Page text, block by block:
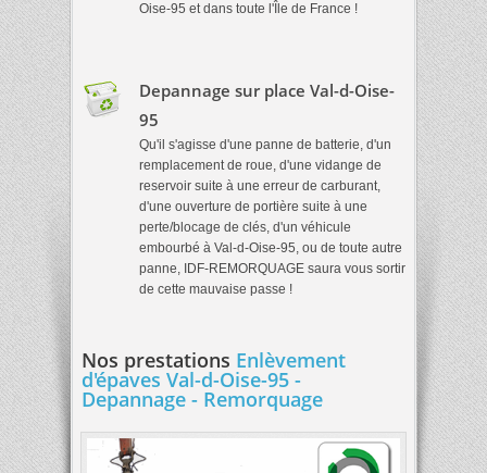
Oise-95 et dans toute l'Île de France !
Depannage sur place Val-d-Oise-
95
Qu'il s'agisse d'une panne de batterie, d'un
remplacement de roue, d'une vidange de
reservoir suite à une erreur de carburant,
d'une ouverture de portière suite à une
perte/blocage de clés, d'un véhicule
embourbé à Val-d-Oise-95, ou de toute autre
panne, IDF-REMORQUAGE saura vous sortir
de cette mauvaise passe !
Nos prestations Enlèvement
d'épaves Val-d-Oise-95 -
Depannage - Remorquage